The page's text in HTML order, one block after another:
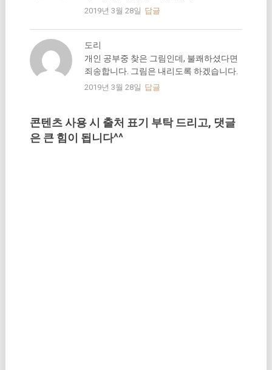
2019년 3월 28일 답글
도리
개인 공부중 찾은 그림인데, 불쾌하셨다면
죄송합니다. 그림은 내리도록 하겠습니다.
2019년 3월 28일 답글
콘텐츠 사용 시 출처 표기 부탁 드리고, 댓글
은 큰 힘이 됩니다^^